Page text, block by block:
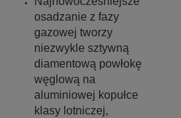
osadzanie z fazy
gazowej tworzy
niezwykle sztywną
diamentową powłokę
węglową na
aluminiowej kopułce
klasy lotniczej,